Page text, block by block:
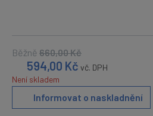
Běžně 660,00Kč
594,00 Kč vč. DPH
Není skladem
Informovat o naskladnění